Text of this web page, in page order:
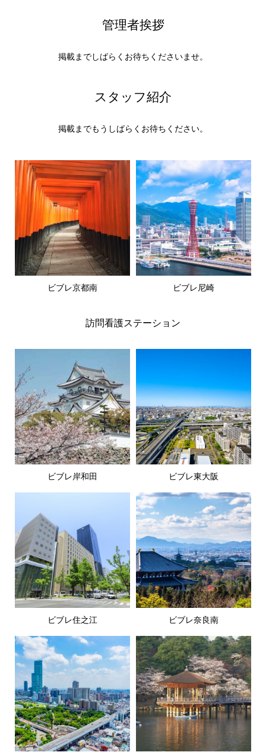
管理者挨拶
掲載までしばらくお待ちくださいませ。
スタッフ紹介
掲載までもうしばらくお待ちください。
ビブレ京都南 ビブレ尼崎
訪問看護ステーション
ビブレ岸和田 ビブレ東大阪
ビブレ住之江 ビブレ奈良南